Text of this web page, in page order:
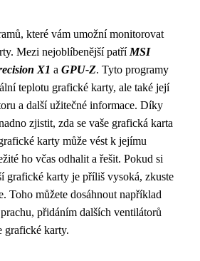
které vám umožní monitorovat
Mezi nejoblíbenější patří MSI
X1 a GPU-Z. Tyto programy
teplotu grafické karty, ale také její
a další užitečné informace. Díky
zjistit, zda se vaše grafická karta
karty může vést k jejímu
ho včas odhalit a řešit. Pokud si
grafické karty je příliš vysoká, zkuste
Toho můžete dosáhnout například
přidáním dalších ventilátorů
grafické karty.